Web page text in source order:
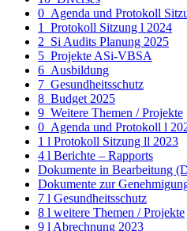
0_Agenda und Protokoll
1_Protokoll Sitzung l 2024
2_Si Audits Planung 2025
5_Projekte ASi-VBSA
6_Ausbildung
7_Gesundheitsschutz
8_Budget 2025
9_Weitere Themen / Projekte
0_Agenda und Protokoll l
1 l Protokoll Sitzung ll 2023
4 l Berichte – Rapports
Dokumente in Bearbeitung
Dokumente zur
7 l Gesundheitsschutz
8 l weitere Themen / Projekte
9 l Abrechnung 2023